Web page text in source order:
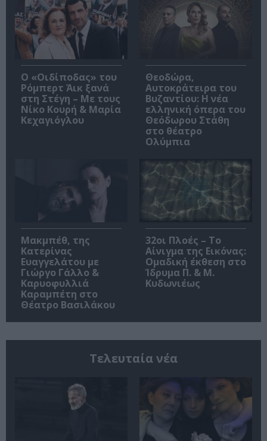
O «Οιδίποδας» του
Ρόμπερτ Άικ ξανά
στη Στέγη – Με τους
Νίκο Κουρή & Μαρία
Κεχαγιόγλου
Θεοδώρα,
Αυτοκράτειρα του
Βυζαντίου: Η νέα
ελληνική όπερα του
Θεόδωρου Στάθη
στο θέατρο
Ολύμπια
Μακμπέθ, της
Κατερίνας
Ευαγγελάτου με
Γιώργο Γάλλο &
Καρυοφυλλιά
Καραμπέτη στο
Θέατρο Βασιλάκου
32οι Πλοές – Το
Αίνιγμα της Εικόνας:
Ομαδική έκθεση στο
Ίδρυμα Π. & Μ.
Κυδωνιέως
Τελευταία νέα